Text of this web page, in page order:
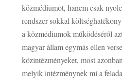
közmédiumot, hanem csak
rendszer sokkal
a közmédiumok működéséről
magyar állam egymás ellen
közintézményeket, most
melyik intézménynek mi a